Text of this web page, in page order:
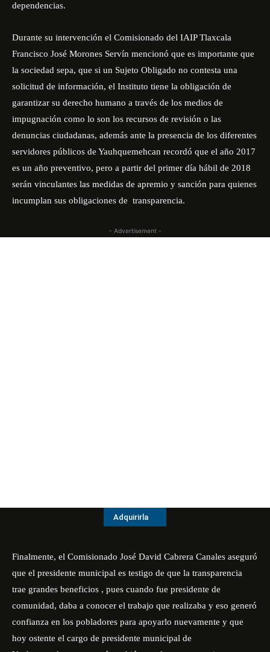
dependencias.
Durante su intervención el Comisionado del IAIP Tlaxcala
Francisco José Morones Servín mencionó que es importante que
la sociedad sepa, que si un Sujeto Obligado no contesta una
solicitud de información, el Instituto tiene la obligación de
garantizar su derecho humano a través de los medios de
impugnación como lo son los recursos de revisión o las
denuncias ciudadanas, además ante la presencia de los diferentes
servidores públicos de Yauhquemehcan recordó que el año 2017
es un año preventivo, pero a partir del primer día hábil de 2018
serán vinculantes las medidas de apremio y sanción para quienes
incumplan sus obligaciones de transparencia.
- Advertisement -
Adquirirla
Finalmente, el Comisionado José David Cabrera Canales aseguró
que el presidente municipal es testigo de que la transparencia
trae grandes beneficios , pues cuando fue presidente de
comunidad, daba a conocer el trabajo que realizaba y eso generó
confianza en los pobladores para apoyarlo nuevamente y que
hoy ostente el cargo de presidente municipal de